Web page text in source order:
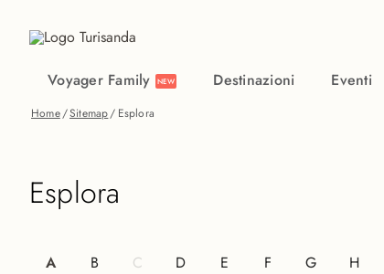
Voyager Family NEW Destinazioni Eventi
Home/Sitemap/ Esplora
Esplora
A B C D E F G H